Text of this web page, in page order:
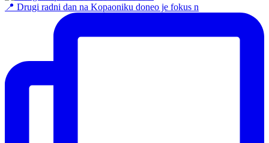
📍 Drugi radni dan na Kopaoniku doneo je fokus n